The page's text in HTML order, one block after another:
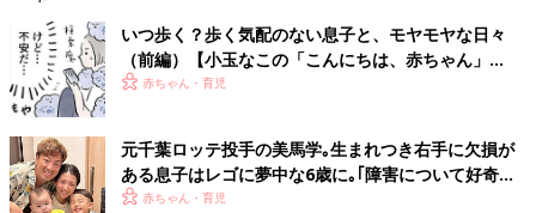
いつ歩く？歩く気配のない息子と、モヤモヤな日々
（前編）【小玉なこの「こんにちは、赤ちゃん」
#13】
赤ちゃん・育児
元千葉ロッテ投手の美馬学｡生まれつき右手に欠損が
ある息子はレゴに夢中な6歳に｡｢障害について好奇の
目で見られることも」【先天性欠損症】
赤ちゃん・育児